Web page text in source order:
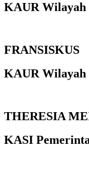
KAUR Wilayah
FRANSISKUS
KAUR Wilayah
THERESIA
KASI